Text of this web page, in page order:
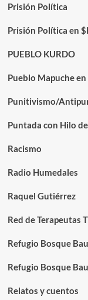
Prisión Política
Prisión Política en
PUEBLO KURDO
Pueblo Mapuche
Punitivismo/
Puntada con Hilo
Racismo
Radio Humedales
Raquel Gutiérrez
Red de Terapeutas
Refugio Bosque
Refugio Bosque
Relatos y cuentos